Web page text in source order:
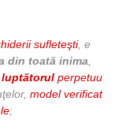
sufleteşti, e
din toată inima
luptătorul perpetuu
model verificat
;